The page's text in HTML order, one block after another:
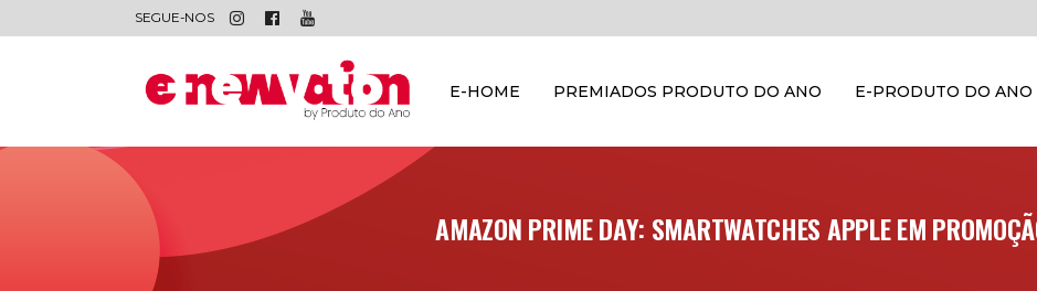
SEGUE-NOS
E-HOME PREMIADOS PRODUTO DO ANO E-PRODUTO DO ANO
AMAZON PRIME DAY: SMARTWATCHES APPLE EM